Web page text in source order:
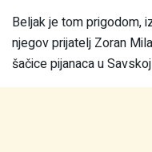
Beljak je tom prigodom,
njegov prijatelj Zoran
šačice pijanaca u